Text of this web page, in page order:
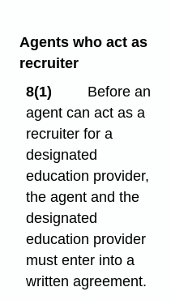
Agents who act as
recruiter
8(1)
Before an
agent can act as a
recruiter for a
designated
education provider,
the agent and the
designated
education provider
must enter into a
written agreement.